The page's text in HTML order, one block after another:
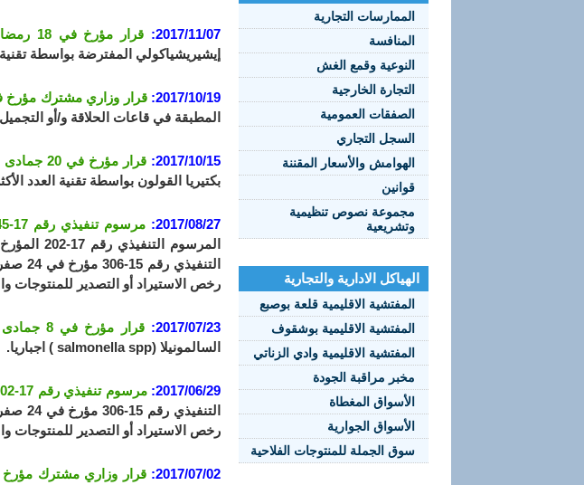
الممارسات التجارية
المنافسة
النوعية وقمع الغش
التجارة الخارجية
الصفقات العمومية
السجل التجاري
الهوامش والأسعار المقننة
قوانين
مجموعة نصوص تنظيمية
وتشريعية
الهياكل الادارية والتجارية
المفتشية الاقليمية قلعة بوصبع
المفتشية الاقليمية بوشقوف
المفتشية الاقليمية وادي الزناتي
مخبر مراقبة الجودة
الأسواق المغطاة
الأسواق الجوارية
سوق الجملة للمنتوجات الفلاحية
2017/11/07: قرار مؤرخ في 18 رمضان عام 1438 الموافق 13 يونيو سنة 2017
إيشيريشياكولي المفترضة بواسطة تقنية
2017/10/19: قرار وزاري مشترك مؤرخ في 7 ذي القعدة عام 1438 الموافق 31 يوليو
المطبقة في قاعات الحلاقة و/أو
2017/10/15: قرار مؤرخ في 20 جمادى الثانية عام 1438 الموافق 19 مارس سنة 2017
بكتيريا القولون بواسطة تقنية العدد
2017/08/27: مرسوم تنفيذي رقم 17-245 مؤرخ في 30 ذي القعدة عام 1438 الموافق 22 فشت سنة 2017
رخص الاستيراد أو التصدير للمنتوجات
2017/07/23: قرار مؤرخ في 8 جمادى الأولى عام 1438 الموافق 5 فبراير سنة 2017
السالمونيلا (salmonella spp ) اجباريا.
2017/06/29: مرسوم تنفيذي رقم 17-202 مؤرخ في 27 رمضان عام 1438 الموافق 22 يونيو سنة 2017
رخص الاستيراد أو التصدير للمنتوجات
2017/07/02: قرار وزاري مشترك مؤرخ في 2 محرم عام 1438 الموافق 4